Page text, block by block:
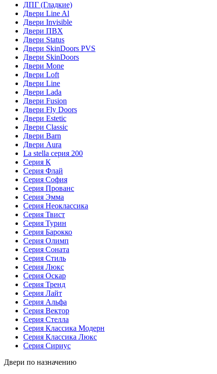
ДПГ (Гладкие)
Двери Line Al
Двери Invisible
Двери ПВХ
Двери Status
Двери SkinDoors PVS
Двери SkinDoors
Двери Mone
Двери Loft
Двери Line
Двери Lada
Двери Fusion
Двери Fly Doors
Двери Estetic
Двери Classic
Двери Barn
Двери Aura
La stella серия 200
Серия К
Серия Флай
Серия София
Серия Прованс
Серия Эмма
Серия Неоклассика
Серия Твист
Серия Турин
Серия Барокко
Серия Олимп
Серия Соната
Серия Стиль
Серия Люкс
Серия Оскар
Серия Тренд
Серия Лайт
Серия Альфа
Серия Вектор
Серия Стелла
Серия Классика Модерн
Серия Классика Люкс
Серия Сириус
Двери по назначению